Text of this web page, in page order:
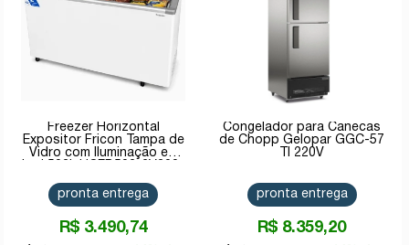
Freezer Horizontal
Expositor Fricon Tampa de
Vidro com Iluminação em
R$ 3.490,74
pronta entrega
Congelador para Canecas
de Chopp Gelopar GGC-57
TI 220V
R$ 8.359,20
pronta entrega